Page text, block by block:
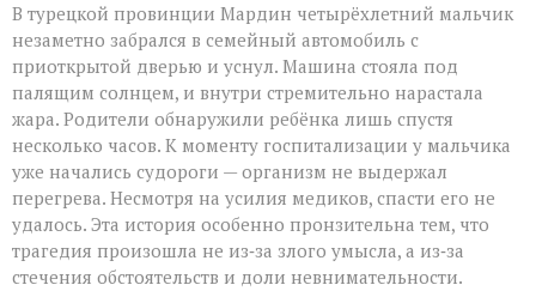
В турецкой провинции Мардин четырёхлетний мальчик
незаметно забрался в семейный автомобиль с
приоткрытой дверью и уснул. Машина стояла под
палящим солнцем, и внутри стремительно нарастала
жара. Родители обнаружили ребёнка лишь спустя
несколько часов. К моменту госпитализации у мальчика
уже начались судороги — организм не выдержал
перегрева. Несмотря на усилия медиков, спасти его не
удалось. Эта история особенно пронзительна тем, что
трагедия произошла не из‑за злого умысла, а из‑за
стечения обстоятельств и доли невнимательности.